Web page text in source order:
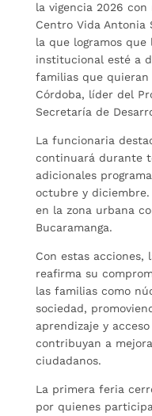
la vigencia 2026
Centro Vida Antonia
la que logramos
institucional esté a
familias que quieran
Córdoba, líder del
Secretaría de
La funcionaria
continuará durante
adicionales
octubre y
en la zona urbana
Bucaramanga.
Con estas acciones,
reafirma su
las familias como
sociedad,
aprendizaje y
contribuyan a
ciudadanos.
La primera feria
por quienes